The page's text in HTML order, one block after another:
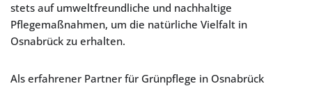
stets auf umweltfreundliche und nachhaltige
Pflegemaßnahmen, um die natürliche Vielfalt in
Osnabrück zu erhalten.
Als erfahrener Partner für Grünpflege in Osnabrück